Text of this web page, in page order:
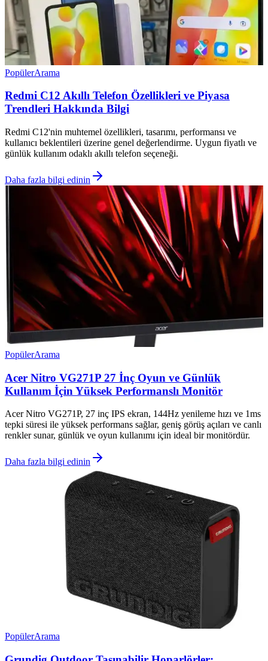
PopülerArama
Redmi C12 Akıllı Telefon Özellikleri ve Piyasa
Trendleri Hakkında Bilgi
Redmi C12'nin muhtemel özellikleri, tasarımı, performansı ve
kullanıcı beklentileri üzerine genel değerlendirme. Uygun fiyatlı ve
günlük kullanım odaklı akıllı telefon seçeneği.
Daha fazla bilgi edinin
PopülerArama
Acer Nitro VG271P 27 İnç Oyun ve Günlük
Kullanım İçin Yüksek Performanslı Monitör
Acer Nitro VG271P, 27 inç IPS ekran, 144Hz yenileme hızı ve 1ms
tepki süresi ile yüksek performans sağlar, geniş görüş açıları ve canlı
renkler sunar, günlük ve oyun kullanımı için ideal bir monitördür.
Daha fazla bilgi edinin
PopülerArama